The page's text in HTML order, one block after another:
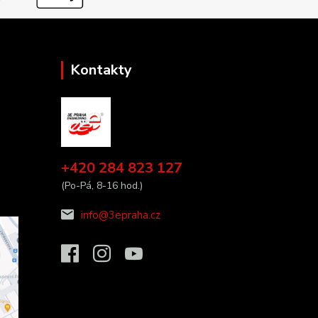
Kontakty
+420 284 823 127
(Po-Pá, 8-16 hod.)
info@3epraha.cz